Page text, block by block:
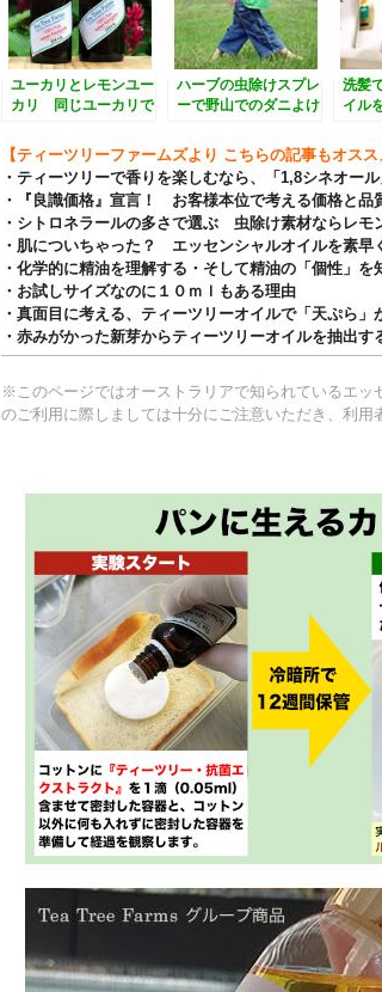
ユーカリとレモンユー
カリ 同じユーカリで
う！
ハーブの虫除けスプレ
ーで野山でのダニよけ
洗髪
イル
った
【ティーツリーファームズより こちらの記事もオスス
・ティーツリーで香りを楽しむなら、「1,8シネオー
・『良識価格』宣言！ お客様本位で考える価格と品
・シトロネラールの多さで選ぶ 虫除け素材ならレモ
・肌についちゃった？ エッセンシャルオイルを素早
・化学的に精油を理解する・そして精油の「個性」を
・お試しサイズなのに１０ｍｌもある理由
・真面目に考える、ティーツリーオイルで「天ぷら」
・赤みがかった新芽からティーツリーオイルを抽出す
※このページではオーストラリアで知られているエ
のご利用に際しましては十分にご注意いただき、利用